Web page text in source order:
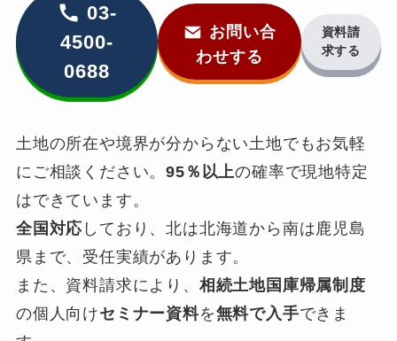
03-
4500-
0688
お問い合
わせする
資料請
求する
土地の所在や境界が分からない土地でもお気軽
にご相談ください。95％以上の確率で現地特定
はできています。
全国対応 しており、北は北海道から南は鹿児島
県まで、受任実績があります。
また、資料請求により、 相続土地国庫帰属制度
の個人向けセミナー資料を無料で入手できま